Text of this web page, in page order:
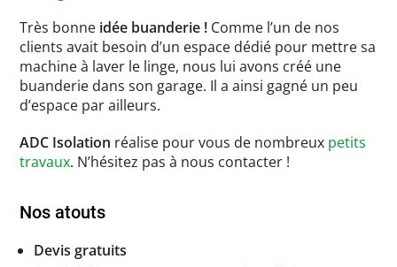
Très bonne idée buanderie ! Comme l’un de nos
clients avait besoin d’un espace dédié pour mettre sa
machine à laver le linge, nous lui avons créé une
buanderie dans son garage. Il a ainsi gagné un peu
d’espace par ailleurs.
ADC Isolation réalise pour vous de nombreux petits
travaux. N’hésitez pas à nous contacter !
Nos atouts
Devis gratuits